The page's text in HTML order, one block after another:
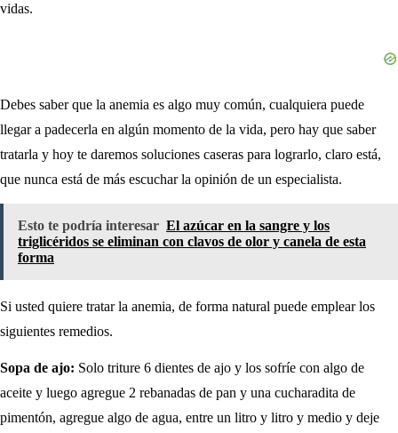
vidas.
Debes saber que la anemia es algo muy común, cualquiera puede
llegar a padecerla en algún momento de la vida, pero hay que saber
tratarla y hoy te daremos soluciones caseras para lograrlo, claro está,
que nunca está de más escuchar la opinión de un especialista.
Esto te podría interesar El azúcar en la sangre y los
triglicéridos se eliminan con clavos de olor y canela de esta
forma
Si usted quiere tratar la anemia, de forma natural puede emplear los
siguientes remedios.
Sopa de ajo: Solo triture 6 dientes de ajo y los sofríe con algo de
aceite y luego agregue 2 rebanadas de pan y una cucharadita de
pimentón, agregue algo de agua, entre un litro y litro y medio y deje